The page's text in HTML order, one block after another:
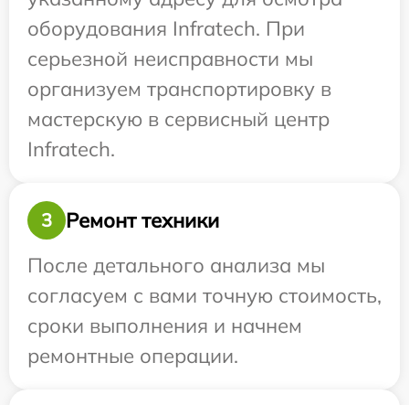
оборудования Infratech. При
серьезной неисправности мы
организуем транспортировку в
мастерскую в сервисный центр
Infratech.
3
Ремонт техники
После детального анализа мы
согласуем с вами точную стоимость,
сроки выполнения и начнем
ремонтные операции.